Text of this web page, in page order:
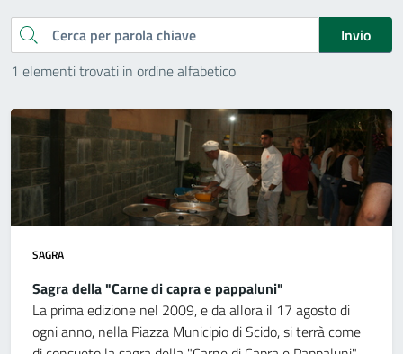
Cerca
Invio
1 elementi trovati in ordine alfabetico
SAGRA
Sagra della "Carne di capra e pappaluni"
La prima edizione nel 2009, e da allora il 17 agosto di
ogni anno, nella Piazza Municipio di Scido, si terrà come